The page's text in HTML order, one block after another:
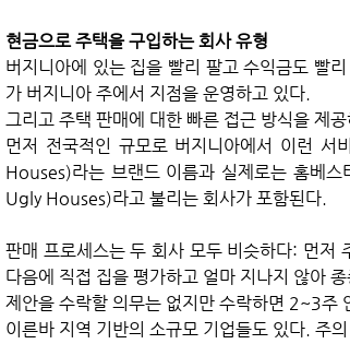
현금으로 주택을 구입하는 회사 유형
버지니아에 있는 집을 빨리 팔고 수익금도 빨
가 버지니아 주에서 지점을 운영하고 있다.
그리고 주택 판매에 대한 빠른 접근 방식을 제
먼저 전국적인 규모로 버지니아에서 이런
Houses)라는 브랜드 이름과 실제로는 홈베
Ugly Houses)라고 불리는 회사가 포함된다.
판매 프로세스는 두 회사 모두 비슷하다: 먼저
다음에 직접 집을 평가하고 얼마 지나지 않아
제안을 수락할 의무는 없지만 수락하면 2~3주
이른바 지역 기반의 소규모 기업들도 있다. 주